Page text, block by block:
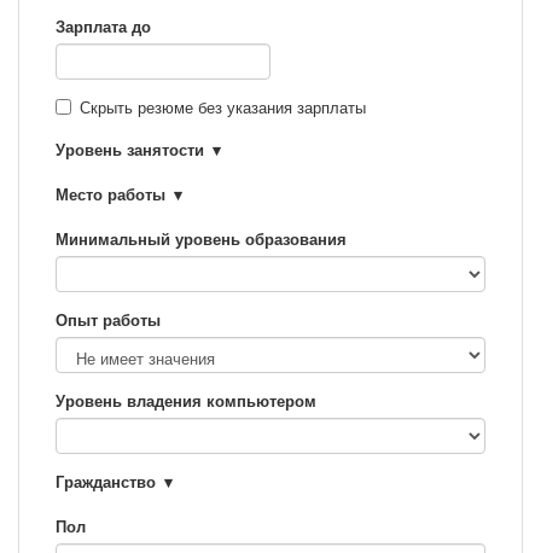
Зарплата до
Скрыть резюме без указания зарплаты
Уровень занятости
Место работы
Минимальный уровень образования
Опыт работы
Уровень владения компьютером
Гражданство
Пол